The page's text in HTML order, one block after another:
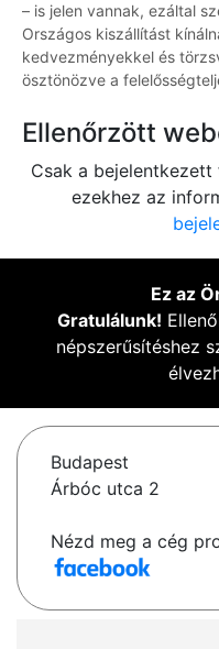
– is jelen vannak, ezáltal
Országos kiszállítást
kedvezményekkel és
ösztönözve a
Ellenőrzött
Csak a
ezekhez az
Ez az
Gratulálunk!
népszerűsítéshez
Budapest
Árbóc utca 2
Nézd meg a cég